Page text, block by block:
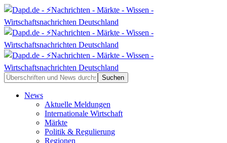
News
Aktuelle Meldungen
Internationale Wirtschaft
Märkte
Politik & Regulierung
Regionen